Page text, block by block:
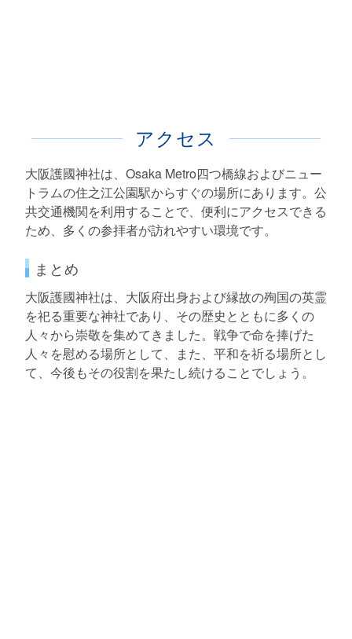
アクセス
大阪護國神社は、Osaka Metro四つ橋線およびニュー
トラムの住之江公園駅からすぐの場所にあります。公
共交通機関を利用することで、便利にアクセスできる
ため、多くの参拝者が訪れやすい環境です。
まとめ
大阪護國神社は、大阪府出身および縁故の殉国の英霊
を祀る重要な神社であり、その歴史とともに多くの
人々から崇敬を集めてきました。戦争で命を捧げた
人々を慰める場所として、また、平和を祈る場所とし
て、今後もその役割を果たし続けることでしょう。